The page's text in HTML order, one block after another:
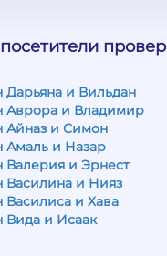
и Вильдан
Аврора и Владимир
Айназ и Симон
Амаль и Назар
Валерия и Эрнест
Василина и Нияз
и Хава
Вида и Исаак